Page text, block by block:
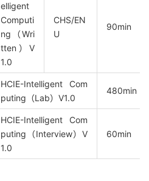
elligent
Computi
ng（Wri
tten）V
1.0
CHS/EN
U
90min
HCIE-Intelligent Com
puting（Lab）V1.0
480min
HCIE-Intelligent Com
puting（Interview）V
1.0
60min